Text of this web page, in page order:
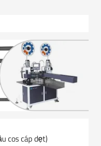
cos cáp dẹt)